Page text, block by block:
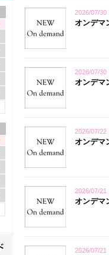
2026/07/30
オンデマ
2026/07/30
オンデマ
2026/07/22
オンデマ
2026/07/21
オンデマ
2026/07/21